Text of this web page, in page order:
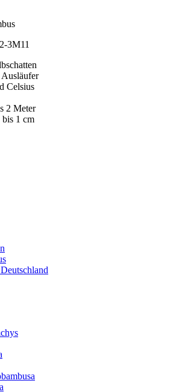
3M11
Ausläufer
Celsius
2 Meter
bis 1 cm